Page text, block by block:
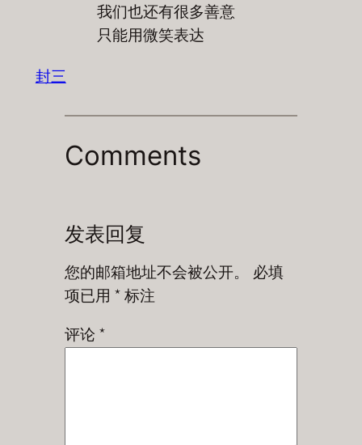
我们也还有很多善意
只能用微笑表达
封三
Comments
发表回复
您的邮箱地址不会被公开。
必填
项已用 *标注
评论 *